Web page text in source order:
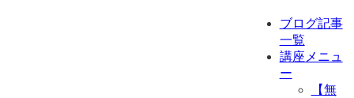
ブログ記事
一覧
講座メニュ
ー
【無